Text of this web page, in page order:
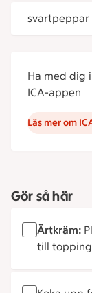
svartpeppar
Ha med dig
ICA-appen
Läs mer om
Gör så här
Ärtkräm:
till